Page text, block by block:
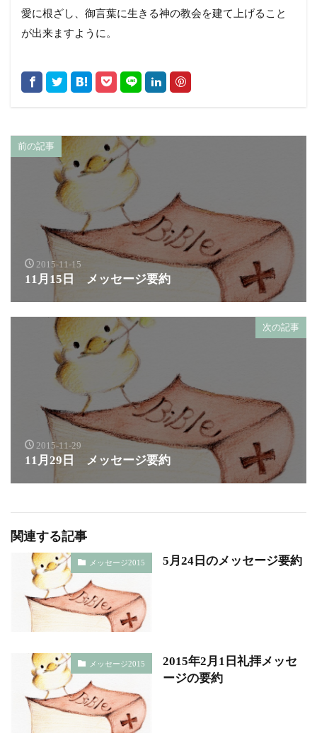
愛に根ざし、御言葉に生きる神の教会を建て上げること
が出来ますように。
前の記事
2015-11-15
11月15日 メッセージ要約
次の記事
2015-11-29
11月29日 メッセージ要約
関連する記事
メッセージ2015 5月24日のメッセージ要約
メッセージ2015
2015年2月1日礼拝メッセ
ージの要約